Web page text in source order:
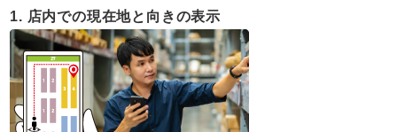
1. 店内での現在地と向きの表示